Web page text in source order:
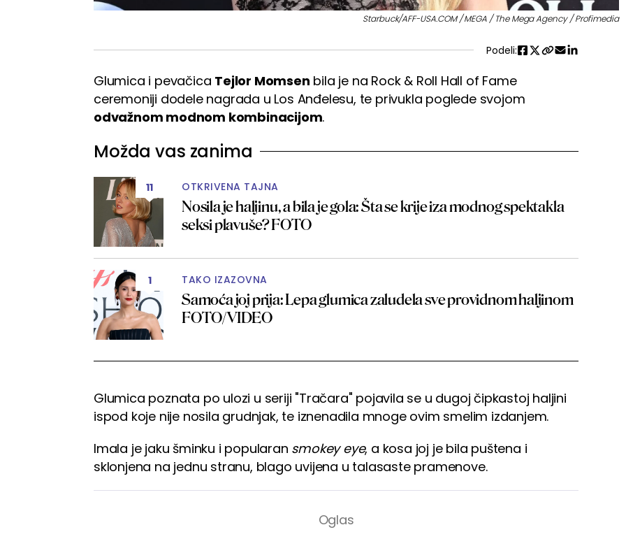
Starbuck/AFF-USA.COM / MEGA / The Mega Agency / Profimedia
Podeli:
Glumica i pevačica Tejlor Momsen bila je na Rock & Roll Hall of Fame
ceremoniji dodele nagrada u Los Anđelesu, te privukla poglede svojom
odvažnom modnom kombinacijom.
Možda vas zanima
11 OTKRIVENA TAJNA
Nosila je haljinu, a bila je gola: Šta se krije iza modnog spektakla
seksi plavuše? FOTO
1 TAKO IZAZOVNA
Samoća joj prija: Lepa glumica zaludela sve providnom haljinom
FOTO/VIDEO
Glumica poznata po ulozi u seriji "Tračara" pojavila se u dugoj čipkastoj haljini
ispod koje nije nosila grudnjak, te iznenadila mnoge ovim smelim izdanjem.
Imala je jaku šminku i popularan smokey eye, a kosa joj je bila puštena i
sklonjena na jednu stranu, blago uvijena u talasaste pramenove.